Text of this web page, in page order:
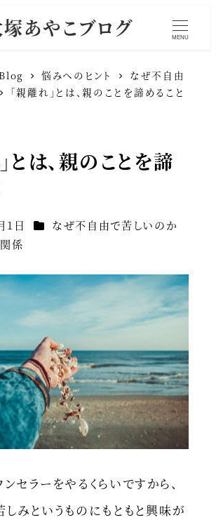
あやこブログ MENU
悩みへのヒント
なぜ不自由
「親離れ」とは、親のことを諦めること
とは、親のことを諦
1日 カテゴリー
なぜ不自由で苦しいのか
係
セラーをやるくらいですから、
みというものにもともと興味が